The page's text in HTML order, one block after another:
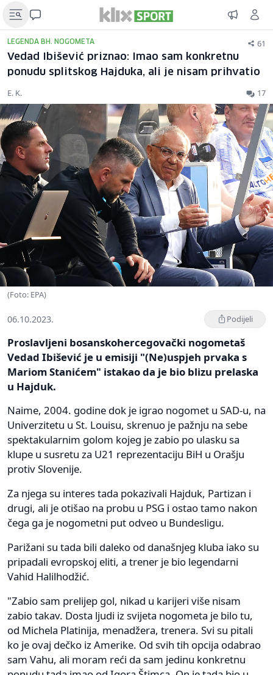
LEGENDA BH. NOGOMETA 61
Vedad Ibišević priznao: Imao sam konkretnu
ponudu splitskog Hajduka, ali je nisam prihvatio
E. K. 17
(Foto: EPA)
06.10.2023. Podijeli
Proslavljeni bosanskohercegovački nogometaš
Vedad Ibišević je u emisiji "(Ne)uspjeh prvaka s
Mariom Stanićem" istakao da je bio blizu prelaska
u Hajduk.
Naime, 2004. godine dok je igrao nogomet u SAD-u, na
Univerzitetu u St. Louisu, skrenuo je pažnju na sebe
spektakularnim golom kojeg je zabio po ulasku sa
klupe u susretu za U21 reprezentaciju BiH u Orašju
protiv Slovenije.
Za njega su interes tada pokazivali Hajduk, Partizan i
drugi, ali je otišao na probu u PSG i ostao tamo nakon
čega ga je nogometni put odveo u Bundesligu.
Parižani su tada bili daleko od današnjeg kluba iako su
pripadali evropskoj eliti, a trener je bio legendarni
Vahid Halilhodžić.
"Zabio sam prelijep gol, nikad u karijeri više nisam
zabio takav. Dosta ljudi iz svijeta nogometa je bilo tu,
od Michela Platinija, menadžera, trenera. Svi su pitali
ko je ovaj dečko iz Amerike. Od svih tih opcija odabrao
sam Vahu, ali moram reći da sam jedinu konkretnu